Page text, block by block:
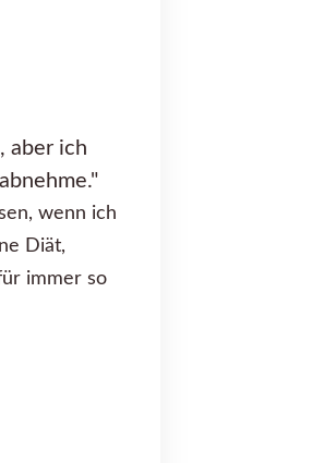
aber ich
wenn ich
Diät,
immer so